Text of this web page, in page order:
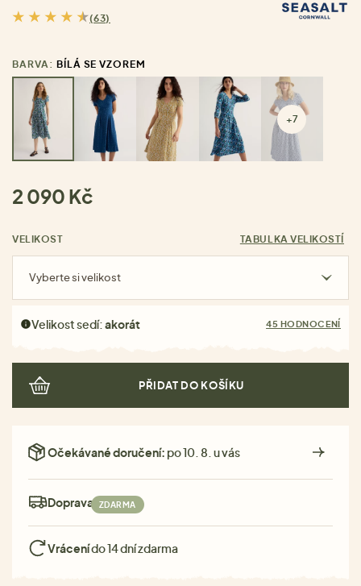
(63)
BARVA: BÍLÁ SE VZOREM
+7
2 090 Kč
VELIKOST TABULKA VELIKOSTÍ
Vyberte si velikost
Velikost sedí:akorát 45 HODNOCENÍ
PŘIDAT DO KOŠÍKU
Očekávané doručení: po 10. 8. u vás
Doprava: ZDARMA
Vrácenído 14 dní zdarma